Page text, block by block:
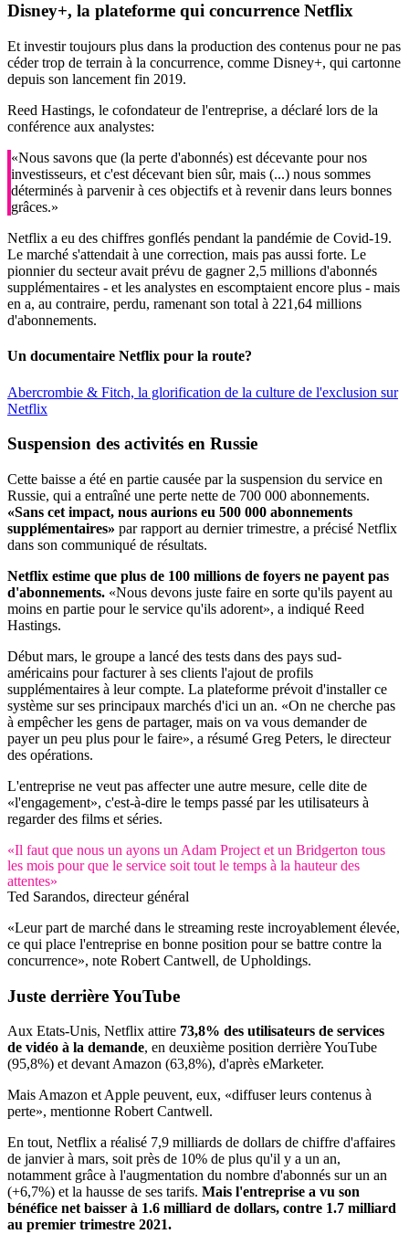
Disney+, la plateforme qui concurrence Netflix
Et investir toujours plus dans la production des contenus pour ne pas
céder trop de terrain à la concurrence, comme Disney+, qui cartonne
depuis son lancement fin 2019.
Reed Hastings, le cofondateur de l'entreprise, a déclaré lors de la
conférence aux analystes:
«Nous savons que (la perte d'abonnés) est décevante pour nos
investisseurs, et c'est décevant bien sûr, mais (...) nous sommes
déterminés à parvenir à ces objectifs et à revenir dans leurs bonnes
grâces.»
Netflix a eu des chiffres gonflés pendant la pandémie de Covid-19.
Le marché s'attendait à une correction, mais pas aussi forte. Le
pionnier du secteur avait prévu de gagner 2,5 millions d'abonnés
supplémentaires - et les analystes en escomptaient encore plus - mais
en a, au contraire, perdu, ramenant son total à 221,64 millions
d'abonnements.
Un documentaire Netflix pour la route?
Abercrombie & Fitch, la glorification de la culture de l'exclusion sur
Netflix
Suspension des activités en Russie
Cette baisse a été en partie causée par la suspension du service en
Russie, qui a entraîné une perte nette de 700 000 abonnements.
«Sans cet impact, nous aurions eu 500 000 abonnements
supplémentaires» par rapport au dernier trimestre, a précisé Netflix
dans son communiqué de résultats.
Netflix estime que plus de 100 millions de foyers ne payent pas
d'abonnements. «Nous devons juste faire en sorte qu'ils payent au
moins en partie pour le service qu'ils adorent», a indiqué Reed
Hastings.
Début mars, le groupe a lancé des tests dans des pays sud-
américains pour facturer à ses clients l'ajout de profils
supplémentaires à leur compte. La plateforme prévoit d'installer ce
système sur ses principaux marchés d'ici un an. «On ne cherche pas
à empêcher les gens de partager, mais on va vous demander de
payer un peu plus pour le faire», a résumé Greg Peters, le directeur
des opérations.
L'entreprise ne veut pas affecter une autre mesure, celle dite de
«l'engagement», c'est-à-dire le temps passé par les utilisateurs à
regarder des films et séries.
«Il faut que nous un ayons un Adam Project et un Bridgerton tous
les mois pour que le service soit tout le temps à la hauteur des
attentes»
Ted Sarandos, directeur général
«Leur part de marché dans le streaming reste incroyablement élevée,
ce qui place l'entreprise en bonne position pour se battre contre la
concurrence», note Robert Cantwell, de Upholdings.
Juste derrièreYouTube
Aux Etats-Unis, Netflix attire 73,8% des utilisateurs de services
de vidéo à la demande, en deuxième position derrière YouTube
(95,8%) et devant Amazon (63,8%), d'après eMarketer.
Mais Amazon et Apple peuvent, eux, «diffuser leurs contenus à
perte», mentionne Robert Cantwell.
En tout, Netflix a réalisé 7,9 milliards de dollars de chiffre d'affaires
de janvier à mars, soit près de 10% de plus qu'il y a un an,
notamment grâce à l'augmentation du nombre d'abonnés sur un an
(+6,7%) et la hausse de ses tarifs. Mais l'entreprise a vu son
bénéfice net baisser à 1.6 milliard de dollars, contre 1.7 milliard
au premier trimestre 2021.